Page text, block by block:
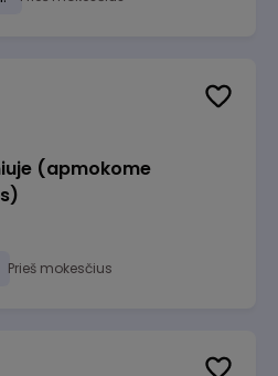
(apmokome
Prieš mokesčius